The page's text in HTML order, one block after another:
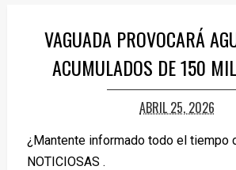
VAGUADA PROVOCARÁ
ACUMULADOS DE 150
ABRIL 25, 2026
¿Mantente informado todo el tiempo
NOTICIOSAS .